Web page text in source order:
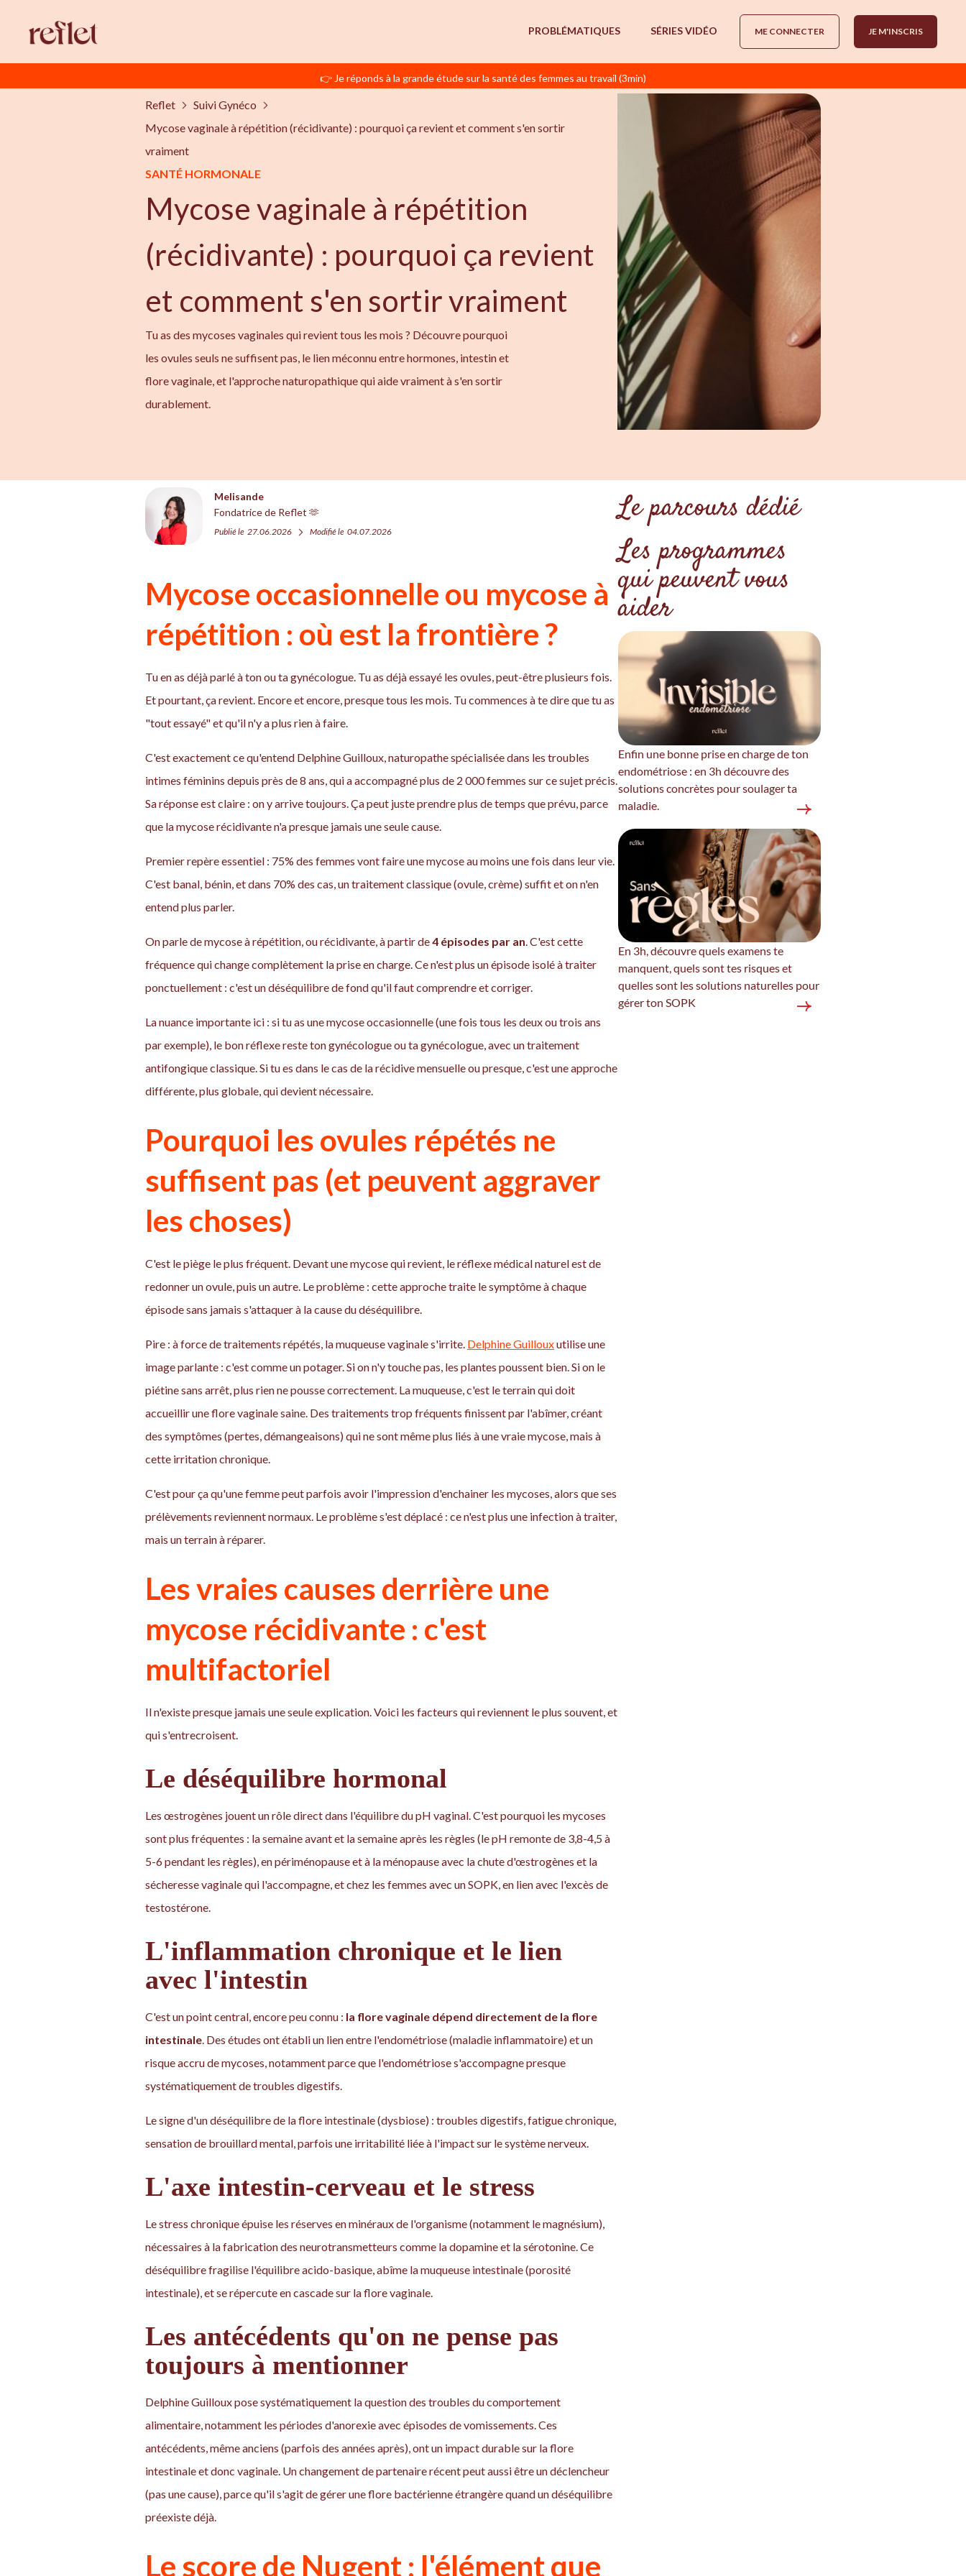
PROBLÉMATIQUES SÉRIES VIDÉO ME CONNECTER JE M'INSCRIS
👉 Je réponds à la grande étude sur la santé des femmes au travail (3min)
Reflet
Suivi Gynéco
Mycose vaginale à répétition (récidivante) : pourquoi ça revient et comment s'en sortir
vraiment
SANTÉ HORMONALE
Mycose vaginale à répétition
(récidivante) : pourquoi ça revient
et comment s'en sortir vraiment
Tu as des mycoses vaginales qui revient tous les mois ? Découvre pourquoi
les ovules seuls ne suffisent pas, le lien méconnu entre hormones, intestin et
flore vaginale, et l'approche naturopathique qui aide vraiment à s'en sortir
durablement.
Melisande
Fondatrice de Reflet 🫶
Publié le 27.06.2026 Modifié le 04.07.2026
Mycose occasionnelle ou mycose à
répétition : où est la frontière ?
Tu en as déjà parlé à ton ou ta gynécologue. Tu as déjà essayé les ovules, peut-être plusieurs fois.
Et pourtant, ça revient. Encore et encore, presque tous les mois. Tu commences à te dire que tu as
"tout essayé" et qu'il n'y a plus rien à faire.
C'est exactement ce qu'entend Delphine Guilloux, naturopathe spécialisée dans les troubles
intimes féminins depuis près de 8 ans, qui a accompagné plus de 2 000 femmes sur ce sujet précis.
Sa réponse est claire : on y arrive toujours. Ça peut juste prendre plus de temps que prévu, parce
que la mycose récidivante n'a presque jamais une seule cause.
Premier repère essentiel : 75% des femmes vont faire une mycose au moins une fois dans leur vie.
C'est banal, bénin, et dans 70% des cas, un traitement classique (ovule, crème) suffit et on n'en
entend plus parler.
On parle de mycose à répétition, ou récidivante, à partir de4 épisodes par an. C'est cette
fréquence qui change complètement la prise en charge. Ce n'est plus un épisode isolé à traiter
ponctuellement : c'est un déséquilibre de fond qu'il faut comprendre et corriger.
La nuance importante ici : si tu as une mycose occasionnelle (une fois tous les deux ou trois ans
par exemple), le bon réflexe reste ton gynécologue ou ta gynécologue, avec un traitement
antifongique classique. Si tu es dans le cas de la récidive mensuelle ou presque, c'est une approche
différente, plus globale, qui devient nécessaire.
Pourquoi les ovules répétés ne
suffisent pas (et peuvent aggraver
les choses)
C'est le piège le plus fréquent. Devant une mycose qui revient, le réflexe médical naturel est de
redonner un ovule, puis un autre. Le problème : cette approche traite le symptôme à chaque
épisode sans jamais s'attaquer à la cause du déséquilibre.
Pire : à force de traitements répétés, la muqueuse vaginale s'irrite. Delphine Guillouxutilise une
image parlante : c'est comme un potager. Si on n'y touche pas, les plantes poussent bien. Si on le
piétine sans arrêt, plus rien ne pousse correctement. La muqueuse, c'est le terrain qui doit
accueillir une flore vaginale saine. Des traitements trop fréquents finissent par l'abîmer, créant
des symptômes (pertes, démangeaisons) qui ne sont même plus liés à une vraie mycose, mais à
cette irritation chronique.
C'est pour ça qu'une femme peut parfois avoir l'impression d'enchainer les mycoses, alors que ses
prélèvements reviennent normaux. Le problème s'est déplacé : ce n'est plus une infection à traiter,
mais un terrain à réparer.
Les vraies causes derrière une
mycose récidivante : c'est
multifactoriel
Il n'existe presque jamais une seule explication. Voici les facteurs qui reviennent le plus souvent, et
qui s'entrecroisent.
Le déséquilibre hormonal
Les œstrogènes jouent un rôle direct dans l'équilibre du pH vaginal. C'est pourquoi les mycoses
sont plus fréquentes : la semaine avant et la semaine après les règles (le pH remonte de 3,8-4,5 à
5-6 pendant les règles), en périménopause et à la ménopause avec la chute d'œstrogènes et la
sécheresse vaginale qui l'accompagne, et chez les femmes avec un SOPK, en lien avec l'excès de
testostérone.
L'inflammation chronique et le lien
avec l'intestin
C'est un point central, encore peu connu : la flore vaginale dépend directement de la flore
intestinale. Des études ont établi un lien entre l'endométriose (maladie inflammatoire) et un
risque accru de mycoses, notamment parce que l'endométriose s'accompagne presque
systématiquement de troubles digestifs.
Le signe d'un déséquilibre de la flore intestinale (dysbiose) : troubles digestifs, fatigue chronique,
sensation de brouillard mental, parfois une irritabilité liée à l'impact sur le système nerveux.
L'axe intestin-cerveau et le stress
Le stress chronique épuise les réserves en minéraux de l'organisme (notamment le magnésium),
nécessaires à la fabrication des neurotransmetteurs comme la dopamine et la sérotonine. Ce
déséquilibre fragilise l'équilibre acido-basique, abîme la muqueuse intestinale (porosité
intestinale), et se répercute en cascade sur la flore vaginale.
Les antécédents qu'on ne pense pas
toujours à mentionner
Delphine Guilloux pose systématiquement la question des troubles du comportement
alimentaire, notamment les périodes d'anorexie avec épisodes de vomissements. Ces
antécédents, même anciens (parfois des années après), ont un impact durable sur la flore
intestinale et donc vaginale. Un changement de partenaire récent peut aussi être un déclencheur
(pas une cause), parce qu'il s'agit de gérer une flore bactérienne étrangère quand un déséquilibre
préexiste déjà.
Le score de Nugent : l'élément que
Le parcours dédié
Les programmes
qui peuvent vous
aider
Enfin une bonne prise en charge de ton
endométriose : en 3h découvre des
solutions concrètes pour soulager ta
maladie.
En 3h, découvre quels examens te
manquent, quels sont tes risques et
quelles sont les solutions naturelles pour
gérer ton SOPK